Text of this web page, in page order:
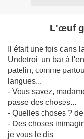
L'œuf
Il était une fois dans
Undetroi un bar à
patelin, comme
langues...
- Vous savez,
passe des choses...
- Quelles choses ?
- Des choses
je vous le dis